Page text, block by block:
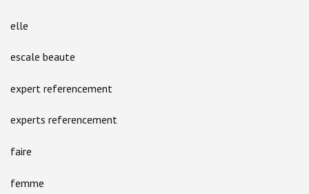
elle
escale beaute
expert referencement
experts referencement
faire
femme